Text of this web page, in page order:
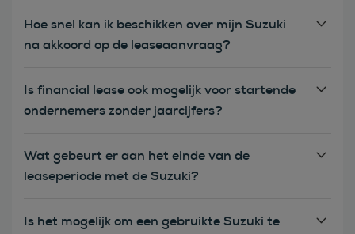
Hoe snel kan ik beschikken over mijn Suzuki
na akkoord op de leaseaanvraag?
Is financial lease ook mogelijk voor startende
ondernemers zonder jaarcijfers?
Wat gebeurt er aan het einde van de
leaseperiode met de Suzuki?
Is het mogelijk om een gebruikte Suzuki te